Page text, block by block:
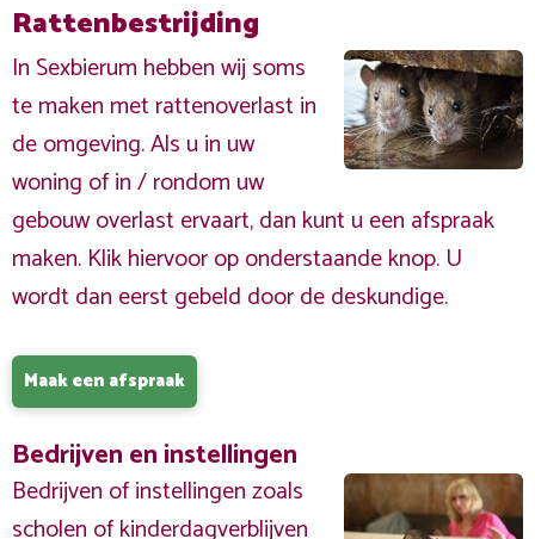
Rattenbestrijding
In Sexbierum hebben wij soms
te maken met rattenoverlast in
de omgeving. Als u in uw
woning of in / rondom uw
gebouw overlast ervaart, dan kunt u een afspraak
maken. Klik hiervoor op onderstaande knop. U
wordt dan eerst gebeld door de deskundige.
Maak een afspraak
Bedrijven en instellingen
Bedrijven of instellingen zoals
scholen of kinderdagverblijven